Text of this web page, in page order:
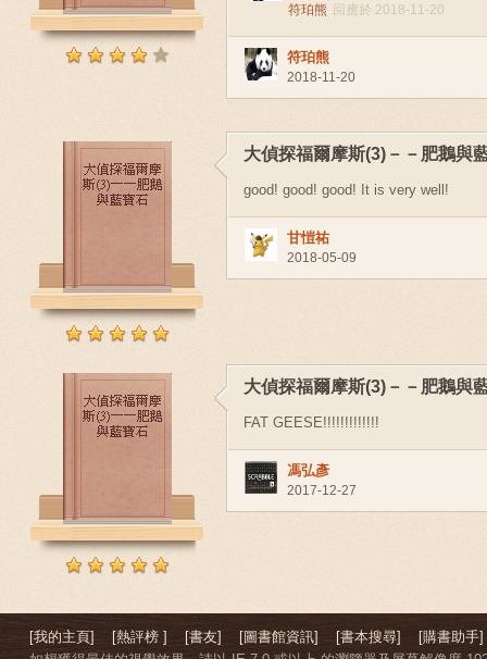
符珀熊 回應於 2018-11-20
符珀熊
2018-11-20
大偵探福爾摩斯(3)－－肥鵝與
good! good! good! It is very well!
甘愷祐
2018-05-09
大偵探福爾摩斯(3)－－肥鵝與
FAT GEESE!!!!!!!!!!!!!
馮弘彥
2017-12-27
[我的主頁] [熱評榜 ] [書友] [圖書館資訊] [書本搜尋]
[購書助手]